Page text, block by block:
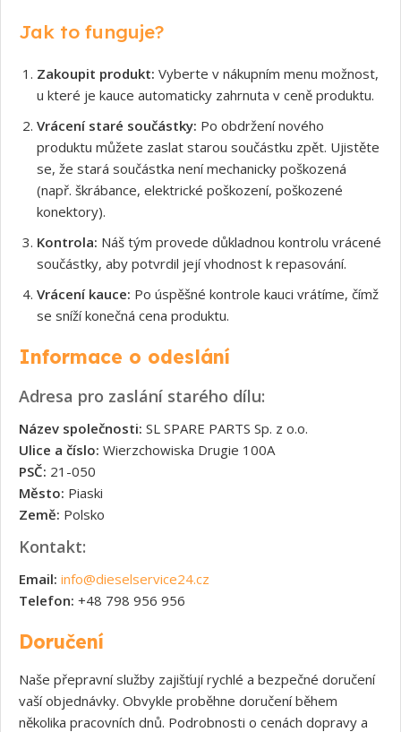
Jak to funguje?
Zakoupit produkt: Vyberte v nákupním menu možnost,
u které je kauce automaticky zahrnuta v ceně produktu.
Vrácení staré součástky: Po obdržení nového
produktu můžete zaslat starou součástku zpět. Ujistěte
se, že stará součástka není mechanicky poškozená
(např. škrábance, elektrické poškození, poškozené
konektory).
Kontrola: Náš tým provede důkladnou kontrolu vrácené
součástky, aby potvrdil její vhodnost k repasování.
Vrácení kauce: Po úspěšné kontrole kauci vrátíme, čímž
se sníží konečná cena produktu.
Informace o odeslání
Adresa pro zaslání starého dílu:
Název společnosti: SL SPARE PARTS Sp. z o.o.
Ulice a číslo: Wierzchowiska Drugie 100A
PSČ: 21-050
Město: Piaski
Země: Polsko
Kontakt:
Email: info@dieselservice24.cz
Telefon: +48 798 956 956
Doručení
Naše přepravní služby zajišťují rychlé a bezpečné doručení
vaší objednávky. Obvykle proběhne doručení během
několika pracovních dnů. Podrobnosti o cenách dopravy a